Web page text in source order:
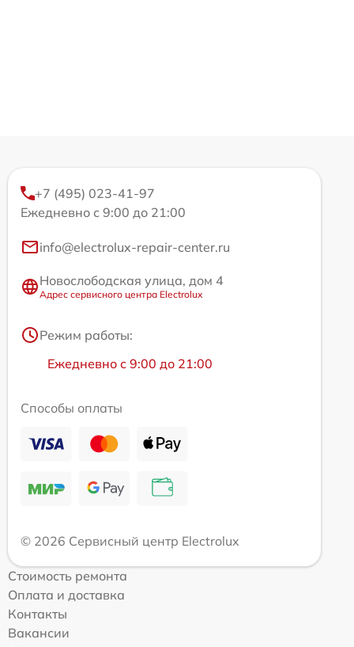
+7 (495) 023-41-97
Ежедневно с 9:00 до 21:00
info@electrolux-repair-center.ru
Новослободская улица, дом 4
Адрес сервисного центра Electrolux
Режим работы:
Ежедневно с 9:00 до 21:00
Способы оплаты
© 2026 Сервисный центр Electrolux
Стоимость ремонта
Оплата и доставка
Контакты
Вакансии